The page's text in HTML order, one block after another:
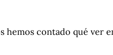
hemos contado qué